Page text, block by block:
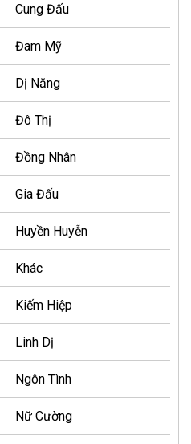
Cung Đấu
Đam Mỹ
Dị Năng
Đô Thị
Đồng Nhân
Gia Đấu
Huyền Huyễn
Khác
Kiếm Hiệp
Linh Dị
Ngôn Tình
Nữ Cường